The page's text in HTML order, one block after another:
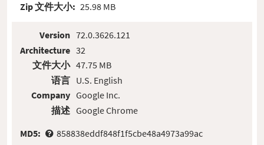
Zip 文件大小: 25.98 MB
Version
Architecture
文件大小
语言
Company
描述
72.0.3626.121
32
47.75 MB
U.S. English
Google Inc.
Google Chrome
MD5:
858838eddf848f1f5cbe48a4973a99ac